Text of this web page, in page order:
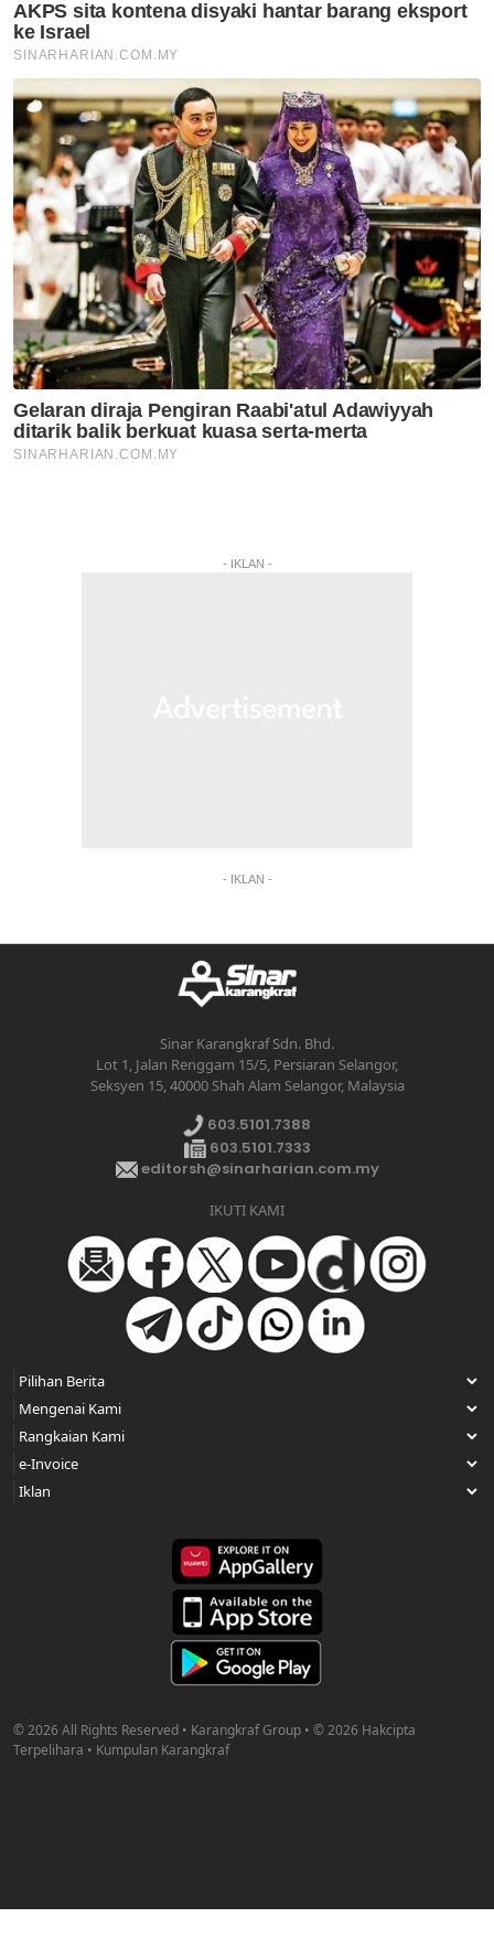
- IKLAN -
- IKLAN -
Sinar Karangkraf Sdn. Bhd.
Lot 1, Jalan Renggam 15/5, Persiaran Selangor,
Seksyen 15, 40000 Shah Alam Selangor, Malaysia
603.5101.7388
603.5101.7333
editorsh@sinarharian.com.my
IKUTI KAMI
© 2026 All Rights Reserved • Karangkraf Group • © 2026 Hakcipta
Terpelihara • Kumpulan Karangkraf